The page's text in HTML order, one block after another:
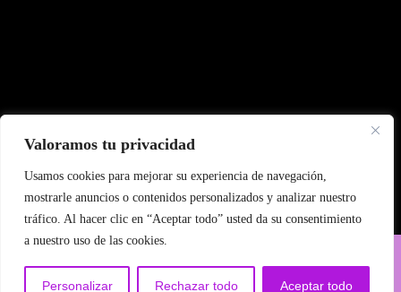
Valoramos tu privacidad
Usamos cookies para mejorar su experiencia de navegación,
mostrarle anuncios o contenidos personalizados y analizar nuestro
tráfico. Al hacer clic en “Aceptar todo” usted da su consentimiento
a nuestro uso de las cookies.
Personalizar Rechazar todo Aceptar todo
España - 2024